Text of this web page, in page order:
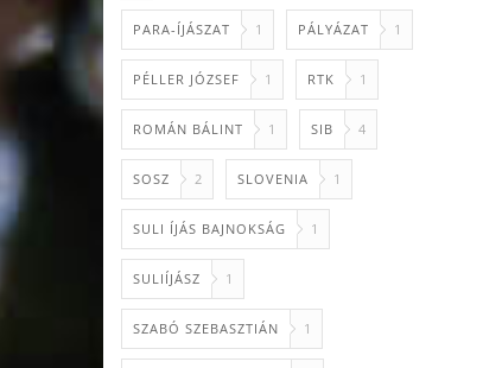
PARA-ÍJÁSZAT 1 PÁLYÁZAT 1
PÉLLER JÓZSEF 1 RTK 1
ROMÁN BÁLINT 1 SIB 4
SOSZ 2 SLOVENIA 1
SULI ÍJÁS BAJNOKSÁG 1
SULIÍJÁSZ 1
SZABÓ SZEBASZTIÁN 1